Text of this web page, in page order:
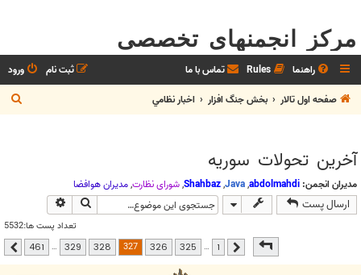
مرکز انجمنهای تخصصی
راهنما Rules تماس با ما ورود
ثبت نام
صفحه اول تالار
بخش جنگ افزار اخبار نظامي
ج
س
آخرين تحولات سوريه
مدیران انجمن: abdolmahdi
,
Java
,
Shahbaz
,شوراي نظارت,مديران هوافضا
ارسال پست جستجو
تعداد پست ها:5532
461 قبلی …
325
326
327
328
329
…
461 بعدی